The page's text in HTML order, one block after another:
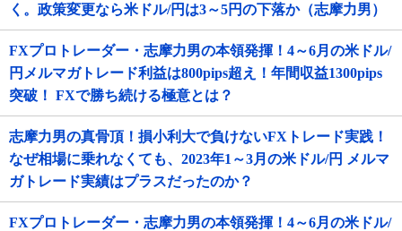
く。政策変更なら米ドル/円は3～5円の下落か（志摩力男）
FXプロトレーダー・志摩力男の本領発揮！4～6月の米ドル/
円メルマガトレード利益は800pips超え！年間収益1300pips
突破！ FXで勝ち続ける極意とは？
志摩力男の真骨頂！損小利大で負けないFXトレード実践！
なぜ相場に乗れなくても、2023年1～3月の米ドル/円 メルマ
ガトレード実績はプラスだったのか？
FXプロトレーダー・志摩力男の本領発揮！4～6月の米ドル/